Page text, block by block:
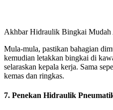
Akhbar Hidraulik Bingkai Mudah
Mula-mula, pastikan bahagian
kemudian letakkan bingkai di
selaraskan kepala kerja. Sama
kemas dan ringkas.
7. Penekan Hidraulik